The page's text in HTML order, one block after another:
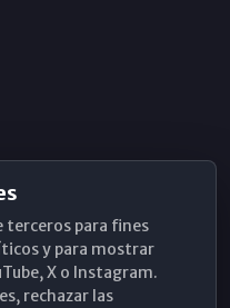
terceros para fines
y para mostrar
X o Instagram.
rechazar las